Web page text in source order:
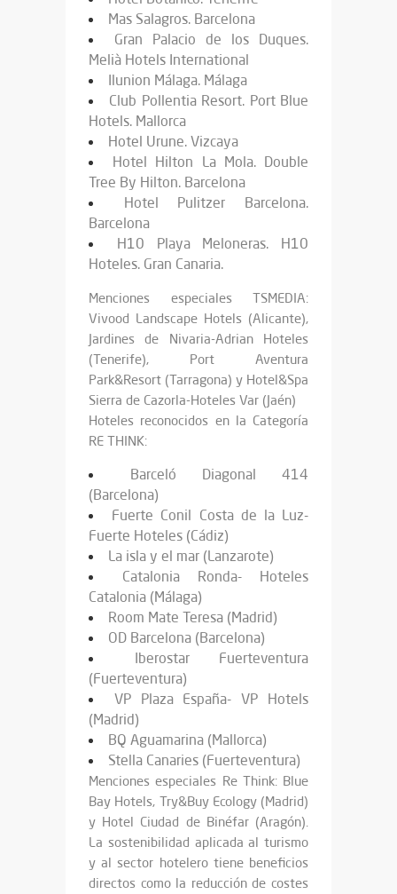
Mas Salagros. Barcelona
Gran Palacio de los Duques.
Melià Hotels International
Ilunion Málaga. Málaga
Club Pollentia Resort. Port Blue
Hotels. Mallorca
Hotel Urune. Vizcaya
Hotel Hilton La Mola. Double
Tree By Hilton. Barcelona
Hotel Pulitzer Barcelona.
Barcelona
H10 Playa Meloneras. H10
Hoteles. Gran Canaria.
Menciones especiales TSMEDIA:
Vivood Landscape Hotels (Alicante),
Jardines de Nivaria-Adrian Hoteles
(Tenerife), Port Aventura
Park&Resort (Tarragona) y Hotel&Spa
Sierra de Cazorla-Hoteles Var (Jaén)
Hoteles reconocidos en la Categoría
RE THINK:
Barceló Diagonal 414
(Barcelona)
Fuerte Conil Costa de la Luz-
Fuerte Hoteles (Cádiz)
La isla y el mar (Lanzarote)
Catalonia Ronda- Hoteles
Catalonia (Málaga)
Room Mate Teresa (Madrid)
OD Barcelona (Barcelona)
Iberostar Fuerteventura
(Fuerteventura)
VP Plaza España- VP Hotels
(Madrid)
BQ Aguamarina (Mallorca)
Stella Canaries (Fuerteventura)
Menciones especiales Re Think: Blue
Bay Hotels, Try&Buy Ecology (Madrid)
y Hotel Ciudad de Binéfar (Aragón).
La sostenibilidad aplicada al turismo
y al sector hotelero tiene beneficios
directos como la reducción de costes